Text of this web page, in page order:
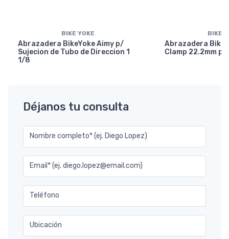
BIKE YOKE
Abrazadera BikeYoke Aimy p/
Sujecion de Tubo de Direccion 1
1/8
BIKE
Abrazadera
Clamp 22.2mm
Déjanos tu consulta
Nombre completo* (ej. Diego Lopez)
Email* (ej. diego.lopez@email.com)
Teléfono
Ubicación